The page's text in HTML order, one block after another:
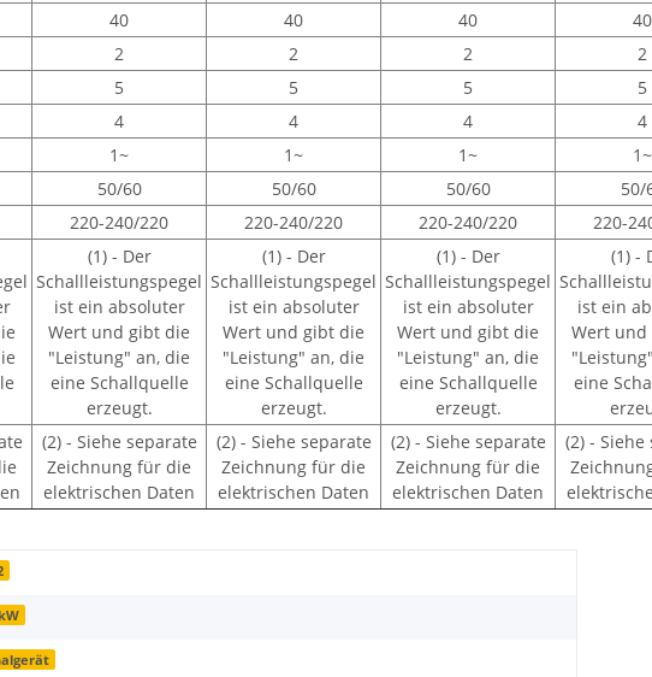
40 40 40
40
2 2 2
2
5 5 5
5
4 4 4 4
1~ 1~ 1~
1~
50/60 50/60 50/60
50/
220-240/220 220-240/220 220-240/220 220-
(1) - Der
Schallleistungspegel
ist ein absoluter
Wert und gibt die
"Leistung" an, die
eine Schallquelle
erzeugt.
(1) - Der
Schallleistungspegel
ist ein absoluter
Wert und gibt die
"Leistung" an, die
eine Schallquelle
erzeugt.
(1) - Der
Schallleistungspegel
ist ein absoluter
Wert und gibt die
"Leistung" an, die
eine Schallquelle
erzeugt.
(1) -
ist ein
Wert
eine
(2) - Siehe separate
Zeichnung für die
elektrischen Daten
(2) - Siehe separate
Zeichnung für die
elektrischen Daten
(2) - Siehe separate
Zeichnung für die
elektrischen Daten
(2) -